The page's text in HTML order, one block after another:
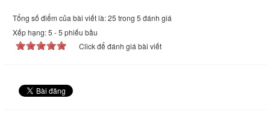
Tổng số điểm của bài viết là: 25 trong 5 đánh giá
Xếp hạng:5 -5 phiếu bầu
Click để đánh giá bài viết